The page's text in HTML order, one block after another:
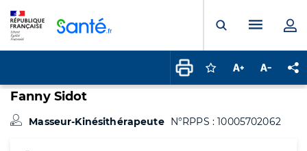
Ouvrir laMenu
Connectez-vous
Augmenter la
Fanny Sidot
Masseur-Kinésithérapeute N°RPPS : 10005702062